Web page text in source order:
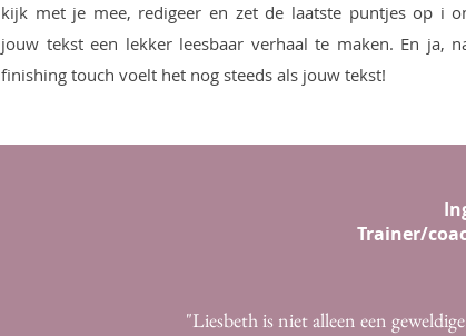
kijk met je mee, redigeer en zet de laatste puntjes op i
jouw tekst een lekker leesbaar verhaal te maken. En ja,
finishing touch voelt het nog steeds als jouw tekst!
Trainer/
"Liesbeth is niet alleen een